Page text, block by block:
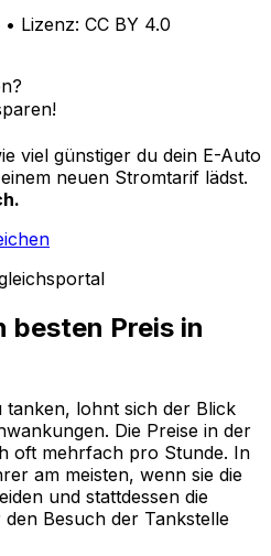
• Lizenz: CC BY 4.0
viel günstiger du dein E-Auto
neuen Stromtarif lädst.
besten Preis in
tanken, lohnt sich der Blick
Die Preise in der
oft mehrfach pro Stunde. In
am meisten, wenn sie die
und stattdessen die
Besuch der Tankstelle